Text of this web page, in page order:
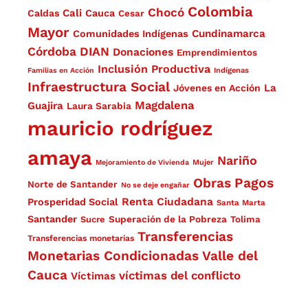
Caldas Cali Cauca Cesar Chocó Colombia
Mayor Comunidades Indígenas Cundinamarca
Córdoba DIAN Donaciones Emprendimientos
Familias en Acción Inclusión Productiva Indígenas
Infraestructura Social Jóvenes en Acción La
Guajira Laura Sarabia Magdalena
mauricio rodríguez
amaya Mejoramiento de Vivienda Mujer Nariño
Norte de Santander No se deje engañar Obras Pagos
Prosperidad Social Renta Ciudadana Santa Marta
Santander Sucre Superación de la Pobreza Tolima
Transferencias monetarias Transferencias
Monetarias Condicionadas Valle del
Cauca Víctimas víctimas del conflicto